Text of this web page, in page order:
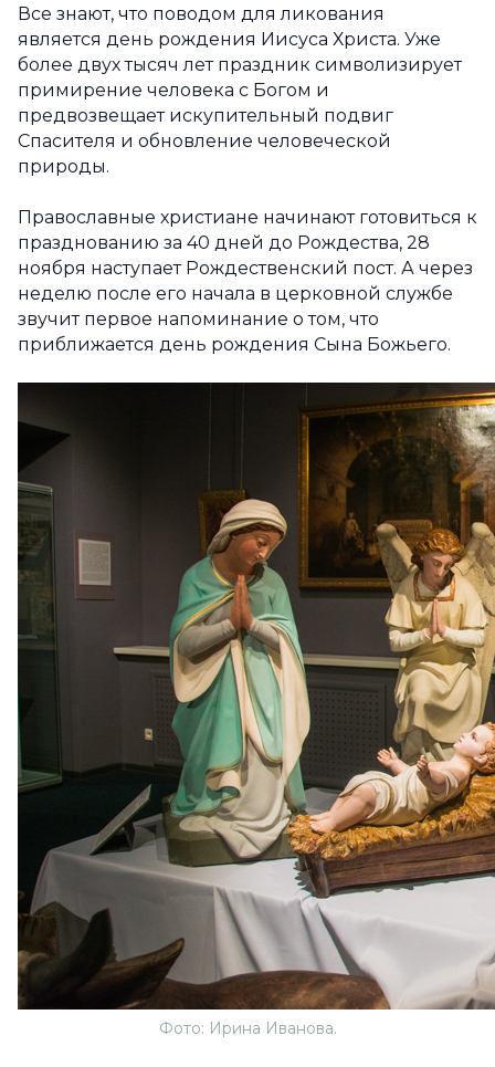
Все знают, что поводом для ликования
является день рождения Иисуса Христа. Уже
более двух тысяч лет праздник символизирует
примирение человека с Богом и
предвозвещает искупительный подвиг
Спасителя и обновление человеческой
природы.
Православные христиане начинают готовиться к
празднованию за 40 дней до Рождества, 28
ноября наступает Рождественский пост. А через
неделю после его начала в церковной службе
звучит первое напоминание о том, что
приближается день рождения Сына Божьего.
Фото: Ирина Иванова.